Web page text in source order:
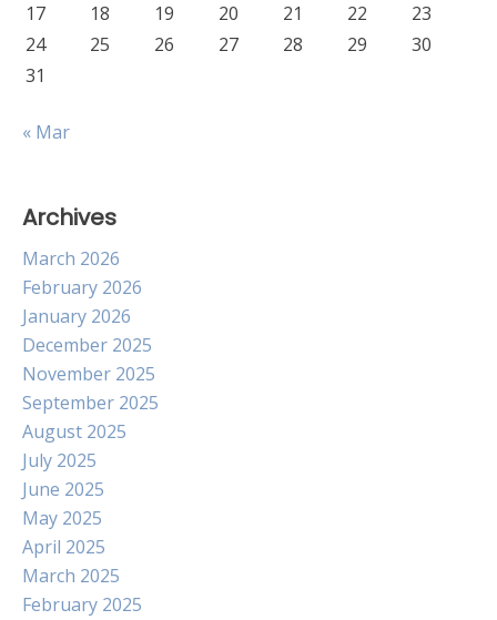
17
18 19 20 21 22
23
24
25 26 27 28 29
30
31
« Mar
Archives
March 2026
February 2026
January 2026
December 2025
November 2025
September 2025
August 2025
July 2025
June 2025
May 2025
April 2025
March 2025
February 2025